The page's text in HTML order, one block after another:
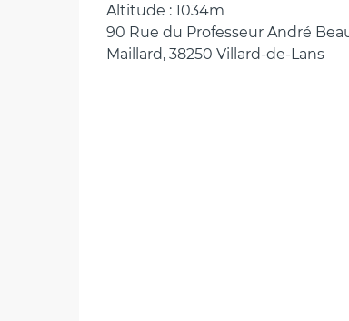
Altitude : 1034m
90 Rue du Professeur André
Maillard, 38250 Villard-de-Lans